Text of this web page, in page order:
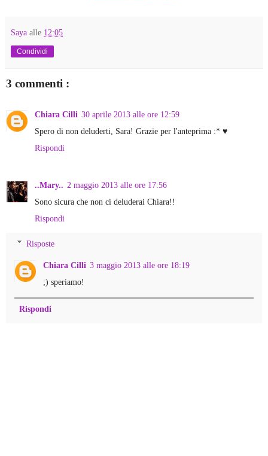
Saya alle 12:05
Condividi
3 commenti :
Chiara Cilli 30 aprile 2013 alle ore 12:59
Spero di non deluderti, Sara! Grazie per l'anteprima :* ♥
Rispondi
..Mary.. 2 maggio 2013 alle ore 17:56
Sono sicura che non ci deluderai Chiara!!
Rispondi
Risposte
Chiara Cilli 3 maggio 2013 alle ore 18:19
;) speriamo!
Rispondi